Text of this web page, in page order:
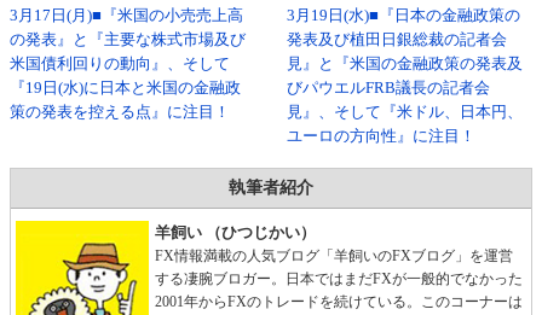
3月17日(月)■『米国の小売売上高
の発表』と『主要な株式市場及び
米国債利回りの動向』、そして
『19日(水)に日本と米国の金融政
策の発表を控える点』に注目！
3月19日(水)■『日本の金融政策の
発表及び植田日銀総裁の記者会
見』と『米国の金融政策の発表及
びパウエルFRB議長の記者会
見』、そして『米ドル、日本円、
ユーロの方向性』に注目！
執筆者紹介
羊飼い （ひつじかい）
FX情報満載の人気ブログ「羊飼いのFXブログ」を運営
する凄腕ブロガー。日本ではまだFXが一般的でなかった
2001年からFXのトレードを続けている。このコーナーは